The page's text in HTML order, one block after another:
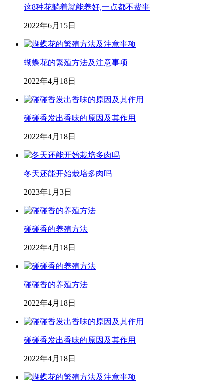
这8种花躺着就能养好,一点都不费事
2022年6月15日
蝴蝶花的繁殖方法及注意事项
2022年4月18日
碰碰香发出香味的原因及其作用
2022年4月18日
冬天还能开始栽培多肉吗
2023年1月3日
碰碰香的养殖方法
2022年4月18日
碰碰香的养殖方法
2022年4月18日
碰碰香发出香味的原因及其作用
2022年4月18日